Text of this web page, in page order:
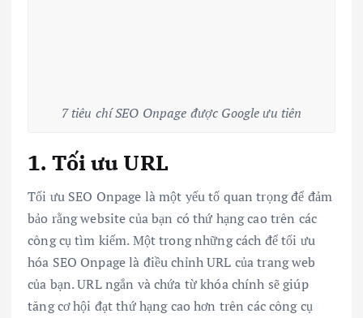
7 tiêu chí SEO Onpage được Google ưu tiên
1. Tối ưu URL
Tối ưu SEO Onpage là một yếu tố quan trọng để đảm
bảo rằng website của bạn có thứ hạng cao trên các
công cụ tìm kiếm. Một trong những cách để tối ưu
hóa SEO Onpage là điều chỉnh URL của trang web
của bạn. URL ngắn và chứa từ khóa chính sẽ giúp
tăng cơ hội đạt thứ hạng cao hơn trên các công cụ